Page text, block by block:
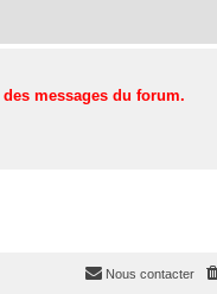
messages du forum.
Nous contacter